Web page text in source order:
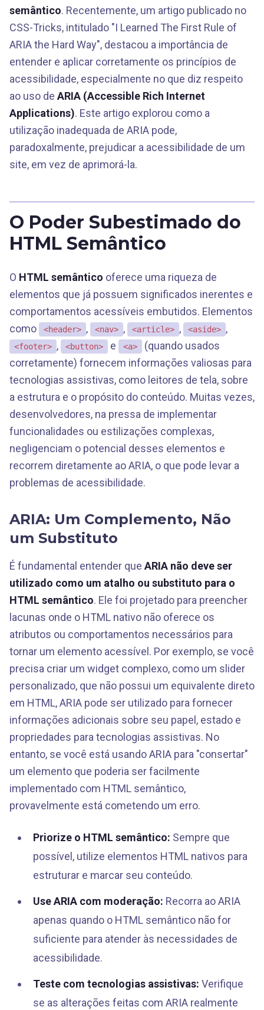
semântico. Recentemente, um artigo publicado no
CSS-Tricks, intitulado "I Learned The First Rule of
ARIA the Hard Way", destacou a importância de
entender e aplicar corretamente os princípios de
acessibilidade, especialmente no que diz respeito
ao uso de ARIA (Accessible Rich Internet
Applications). Este artigo explorou como a
utilização inadequada de ARIA pode,
paradoxalmente, prejudicar a acessibilidade de um
site, em vez de aprimorá-la.
O Poder Subestimado do
HTML Semântico
O HTML semântico oferece uma riqueza de
elementos que já possuem significados inerentes e
comportamentos acessíveis embutidos. Elementos
como
<header> , <nav> , <article> , <aside> ,
<footer> , <button> e <a>
(quando usados
corretamente) fornecem informações valiosas para
tecnologias assistivas, como leitores de tela, sobre
a estrutura e o propósito do conteúdo. Muitas vezes,
desenvolvedores, na pressa de implementar
funcionalidades ou estilizações complexas,
negligenciam o potencial desses elementos e
recorrem diretamente ao ARIA, o que pode levar a
problemas de acessibilidade.
ARIA: Um Complemento, Não
um Substituto
É fundamental entender que ARIA não deve ser
utilizado como um atalho ou substituto para o
HTML semântico. Ele foi projetado para preencher
lacunas onde o HTML nativo não oferece os
atributos ou comportamentos necessários para
tornar um elemento acessível. Por exemplo, se você
precisa criar um widget complexo, como um slider
personalizado, que não possui um equivalente direto
em HTML, ARIA pode ser utilizado para fornecer
informações adicionais sobre seu papel, estado e
propriedades para tecnologias assistivas. No
entanto, se você está usando ARIA para "consertar"
um elemento que poderia ser facilmente
implementado com HTML semântico,
provavelmente está cometendo um erro.
Priorize o HTML semântico: Sempre que
possível, utilize elementos HTML nativos para
estruturar e marcar seu conteúdo.
Use ARIA com moderação: Recorra ao ARIA
apenas quando o HTML semântico não for
suficiente para atender às necessidades de
acessibilidade.
Teste com tecnologias assistivas: Verifique
se as alterações feitas com ARIA realmente